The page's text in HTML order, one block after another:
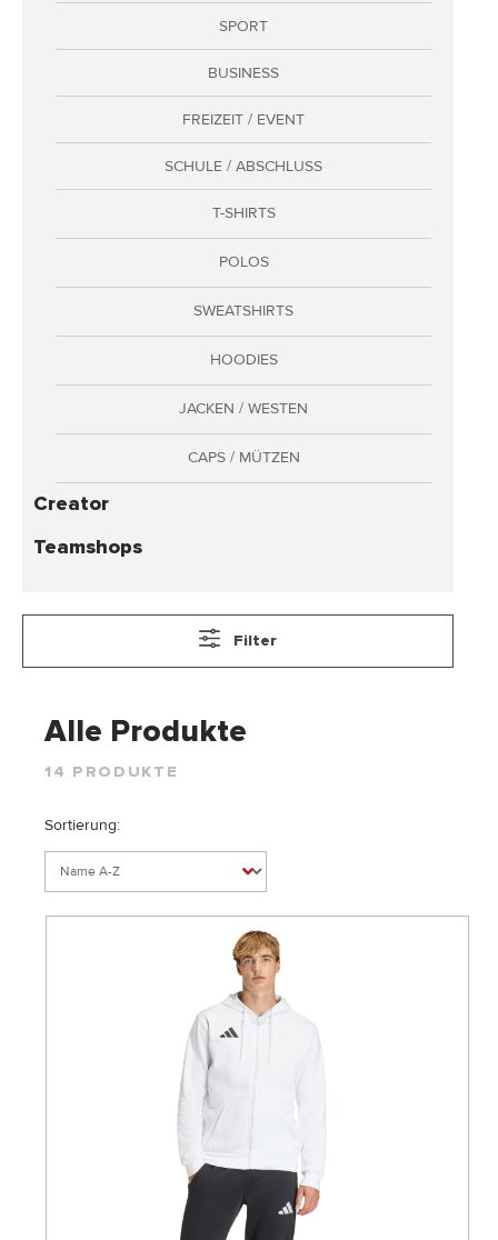
Bestellungen
Widerruf erklären
SPORT
BUSINESS
FREIZEIT / EVENT
SCHULE / ABSCHLUSS
T-SHIRTS
POLOS
SWEATSHIRTS
HOODIES
JACKEN / WESTEN
CAPS / MÜTZEN
Creator
Teamshops
Filter
Alle Produkte
14 PRODUKTE
Sortierung: